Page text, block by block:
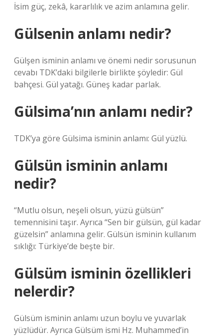
İsim güç, zekâ, kararlılık ve azim anlamına gelir.
Gülsenin anlamı nedir?
Gülşen isminin anlamı ve önemi nedir sorusunun
cevabı TDK’daki bilgilerle birlikte şöyledir: Gül
bahçesi. Gül yatağı. Güneş kadar parlak.
Gülsima’nın anlamı nedir?
TDK’ya göre Gülsima isminin anlamı: Gül yüzlü.
Gülsün isminin anlamı
nedir?
“Mutlu olsun, neşeli olsun, yüzü gülsün”
temennisini taşır. Ayrıca “Sen bir gülsün, gül kadar
güzelsin” anlamına gelir. Gülsün isminin kullanım
sıklığı: Türkiye’de beşte bir.
Gülsüm isminin özellikleri
nelerdir?
Gülsüm isminin anlamı uzun boylu ve yuvarlak
yüzlüdür. Ayrıca Gülsüm ismi Hz. Muhammed’in